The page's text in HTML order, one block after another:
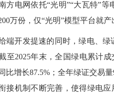
方电网依托“光明”“大瓦特”
万份，仅“光明”模型平台就
开发提速的同时，绿电、绿
至2025年末，全国绿电累计
比增长87.5%；全年绿证交易
接机制不断完善，使得绿电